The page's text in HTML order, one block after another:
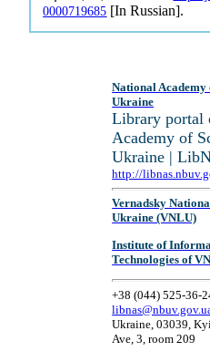
0000719685 [In Russian].
National Academy
Ukraine
Library portal
Academy of
Ukraine |
http://
Vernadsky
Ukraine (VNLU)
Institute of
Technologies of
+38 (044) 525-36-
Ukraine, 03039,
Ave, 3, room 209